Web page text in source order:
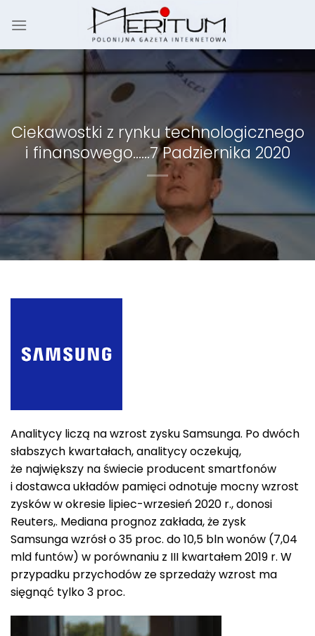
Ciekawostki z rynku technologicznego
i finansowego……7 Padziernika 2020
Analitycy liczą na wzrost zysku Samsunga. Po dwóch
słabszych kwartałach, analitycy oczekują,
że największy na świecie producent smartfonów
i dostawca układów pamięci odnotuje mocny wzrost
zysków w okresie lipiec-wrzesień 2020 r., donosi
Reuters,. Mediana prognoz zakłada, że zysk
Samsunga wzrósł o 35 proc. do 10,5 bln wonów (7,04
mld funtów) w porównaniu z III kwartałem 2019 r. W
przypadku przychodów ze sprzedaży wzrost ma
sięgnąć tylko 3 proc.